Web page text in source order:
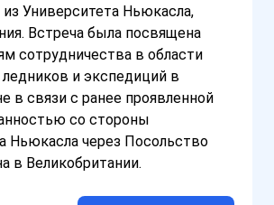
Университета Ньюкасла,
Встреча была посвящена
сотрудничества в области
и экспедиций в
в связи с ранее проявленной
со стороны
Ньюкасла через Посольство
в Великобритании.